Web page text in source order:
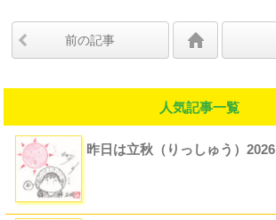
前の記事
人気記事一覧
昨日は立秋（りっしゅう）2026